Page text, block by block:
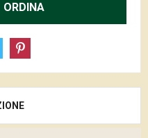
ORDINA